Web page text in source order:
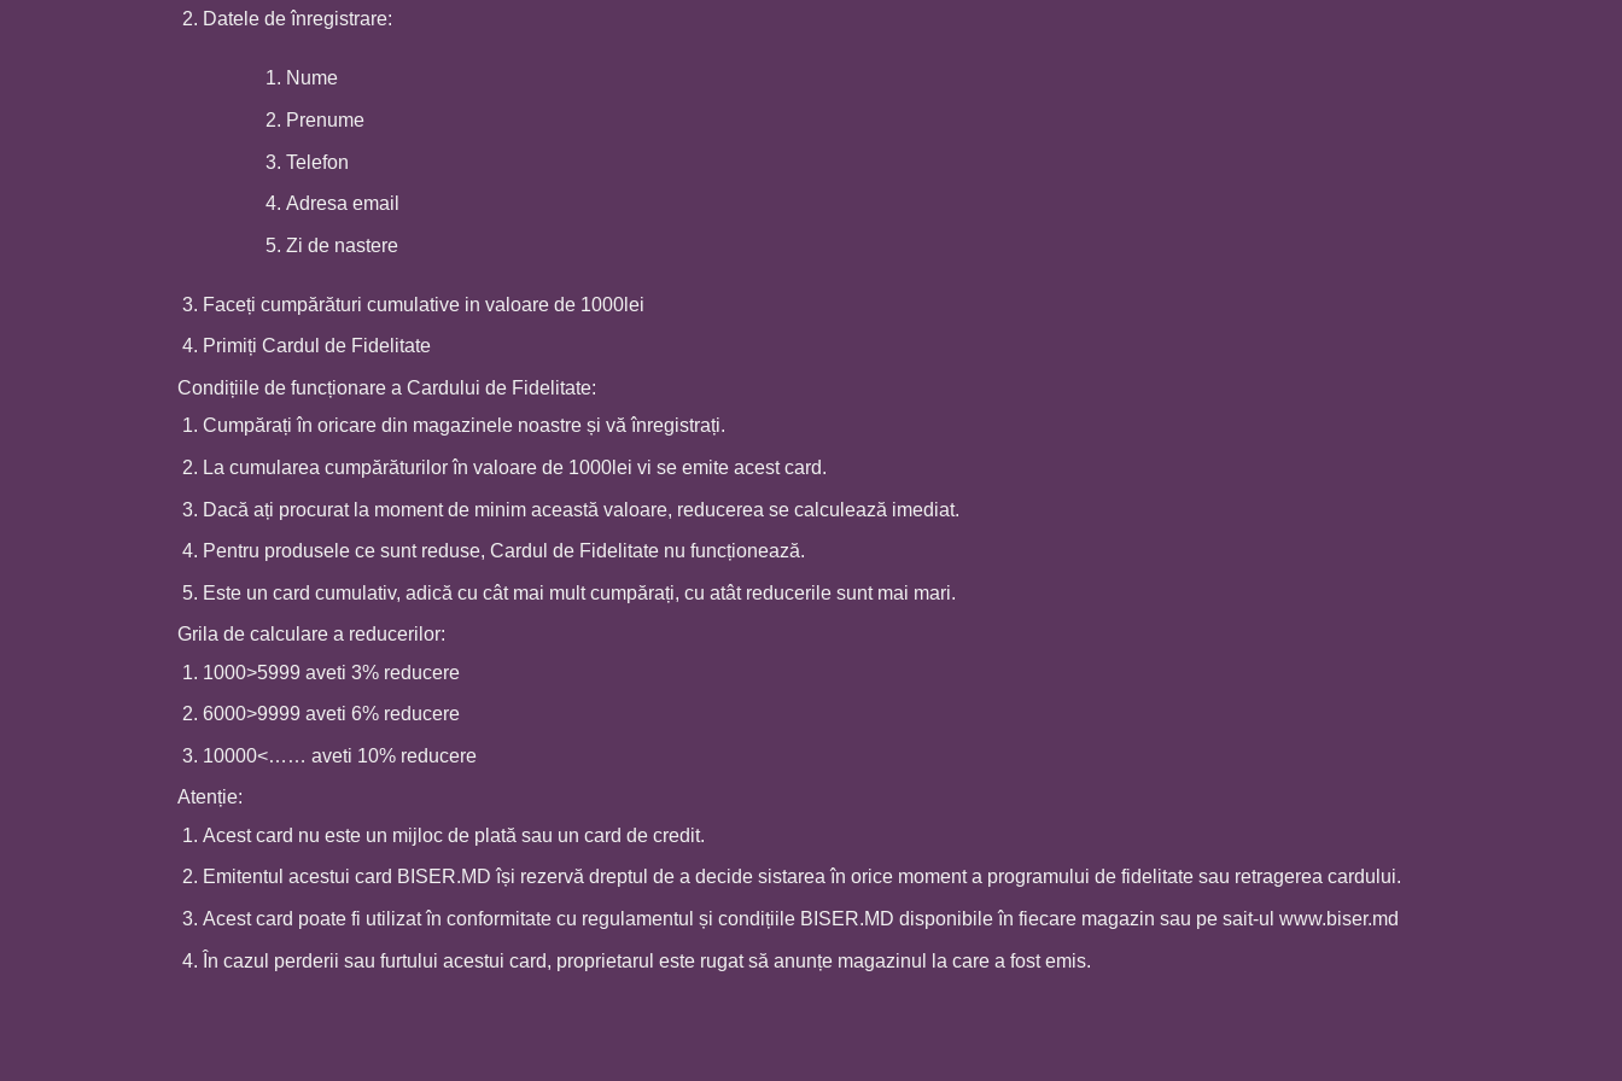
Datele de înregistrare:
Nume
Prenume
Telefon
Adresa email
Zi de nastere
Faceți cumpărături cumulative in valoare de 1000lei
Primiți Cardul de Fidelitate
Condițiile de funcționare a Cardului de Fidelitate:
Cumpărați în oricare din magazinele noastre și vă înregistrați.
La cumularea cumpărăturilor în valoare de 1000lei vi se emite acest card.
Dacă ați procurat la moment de minim această valoare, reducerea se calculează imediat.
Pentru produsele ce sunt reduse, Cardul de Fidelitate nu funcționează.
Este un card cumulativ, adică cu cât mai mult cumpărați, cu atât reducerile sunt mai mari.
Grila de calculare a reducerilor:
1000>5999 aveti 3% reducere
6000>9999 aveti 6% reducere
10000<…… aveti 10% reducere
Atenție:
Acest card nu este un mijloc de plată sau un card de credit.
Emitentul acestui card BISER.MD își rezervă dreptul de a decide sistarea în orice moment a programului de fidelitate sau retragerea cardului.
Acest card poate fi utilizat în conformitate cu regulamentul și condițiile BISER.MD disponibile în fiecare magazin sau pe sait-ul www.biser.md
În cazul perderii sau furtului acestui card, proprietarul este rugat să anunțe magazinul la care a fost emis.